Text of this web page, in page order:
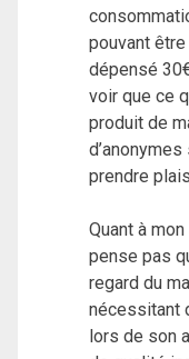
pouvant
dépensé
voir que ce
produit de
prendre
Quant à
pense pas
regard du
nécessitant
lors de son